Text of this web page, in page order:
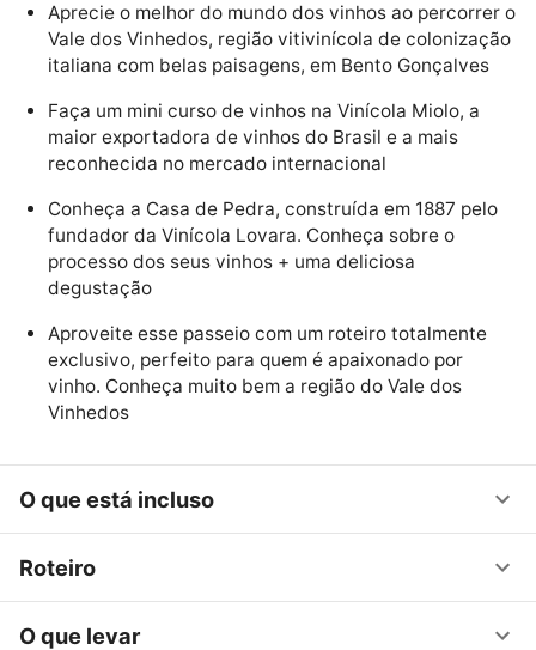
Aprecie o melhor do mundo dos vinhos ao percorrer o
Vale dos Vinhedos, região vitivinícola de colonização
italiana com belas paisagens, em Bento Gonçalves
Faça um mini curso de vinhos na Vinícola Miolo, a
maior exportadora de vinhos do Brasil e a mais
reconhecida no mercado internacional
Conheça a Casa de Pedra, construída em 1887 pelo
fundador da Vinícola Lovara. Conheça sobre o
processo dos seus vinhos + uma deliciosa
degustação
Aproveite esse passeio com um roteiro totalmente
exclusivo, perfeito para quem é apaixonado por
vinho. Conheça muito bem a região do Vale dos
Vinhedos
O que está incluso
Roteiro
O que levar